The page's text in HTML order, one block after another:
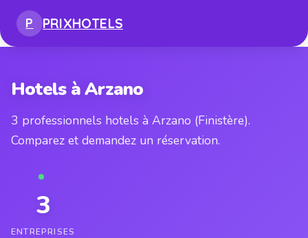
P PRIXHOTELS
Hotels à Arzano
3 professionnels hotels à Arzano (Finistère).
Comparez et demandez un réservation.
3
ENTREPRISES